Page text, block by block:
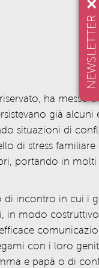
riservato, ha messo a
già alcuni
situazioni di
di stress familiare
, portando in molti
di incontro in cui i
, in modo
con i loro
e papà o di
NEWSLETTER